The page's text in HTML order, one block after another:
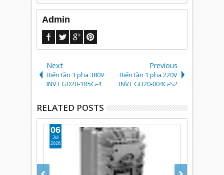
Admin
Next
Biến tần 3 pha 380V
INVT GD20-1R5G-4
Previous
Biến tần 1 pha 220V
INVT GD20-004G-S2
RELATED POSTS
06
Jul
2026